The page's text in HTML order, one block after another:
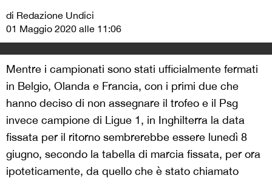
di Redazione Undici
01 Maggio 2020 alle 11:06
Mentre i campionati sono stati ufficialmente fermati
in Belgio, Olanda e Francia, con i primi due che
hanno deciso di non assegnare il trofeo e il Psg
invece campione di Ligue 1, in Inghilterra la data
fissata per il ritorno sembrerebbe essere lunedì 8
giugno, secondo la tabella di marcia fissata, per ora
ipoteticamente, da quello che è stato chiamato